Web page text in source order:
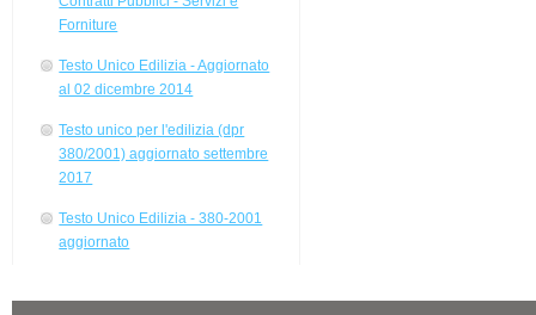
Forniture
Testo Unico Edilizia - Aggiornato
al 02 dicembre 2014
Testo unico per l'edilizia (dpr
380/2001) aggiornato settembre
2017
Testo Unico Edilizia - 380-2001
aggiornato